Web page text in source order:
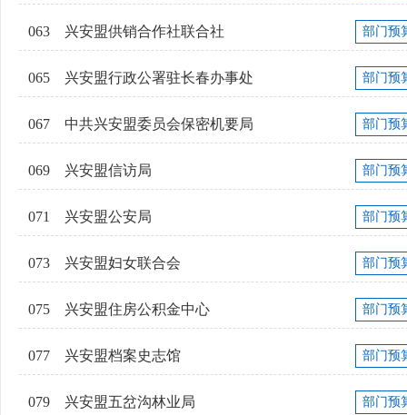
063 兴安盟供销合作社联合社 部门预
065 兴安盟行政公署驻长春办事处 部门预
067 中共兴安盟委员会保密机要局 部门预
069 兴安盟信访局 部门预
071 兴安盟公安局 部门预
073 兴安盟妇女联合会 部门预
075 兴安盟住房公积金中心 部门预
077 兴安盟档案史志馆 部门预
079 兴安盟五岔沟林业局 部门预